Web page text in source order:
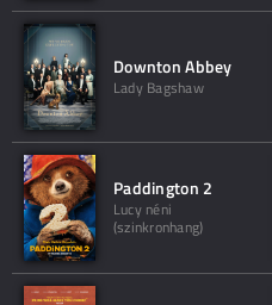
Downton Abbey
Lady Bagshaw
Paddington 2
Lucy néni
(szinkronhang)